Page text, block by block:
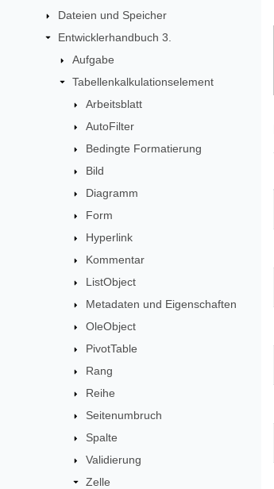
Dateien und Speicher
Entwicklerhandbuch 3.
Aufgabe
Tabellenkalkulationselement
Arbeitsblatt
AutoFilter
Bedingte Formatierung
Bild
Diagramm
Form
Hyperlink
Kommentar
ListObject
Metadaten und Eigenschaften
OleObject
PivotTable
Rang
Reihe
Seitenumbruch
Spalte
Validierung
Zelle